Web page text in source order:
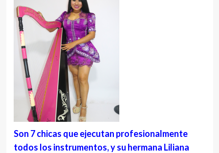
Son 7 chicas que ejecutan profesionalmente
todos los instrumentos, y su hermana Liliana